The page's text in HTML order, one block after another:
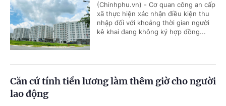
(Chinhphu.vn) - Cơ quan công an cấp
xã thực hiện xác nhận điều kiện thu
nhập đối với khoảng thời gian người
kê khai đang không ký hợp đồng...
Căn cứ tính tiền lương làm thêm giờ cho người
lao động